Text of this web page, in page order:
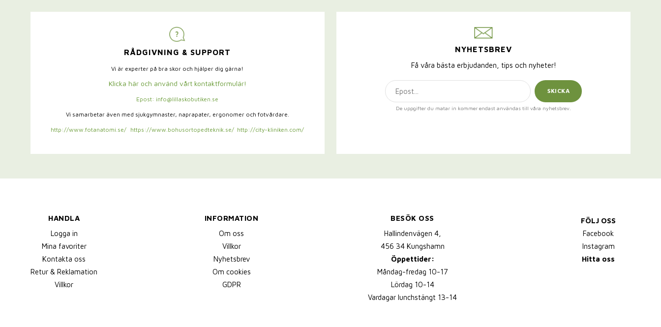
RÅDGIVNING & SUPPORT
Vi är experter på bra skor och hjälper dig gärna!
Klicka här och använd vårt kontaktformulär!
Epost: info@lillaskobutiken.se
Vi samarbetar även med sjukgymnaster, naprapater, ergonomer och fotvårdare.
http://www.fotanatomi.se/ https://www.bohusortopedteknik.se/ http://city-kliniken.com/
NYHETSBREV
Få våra bästa erbjudanden, tips och nyheter!
SKICKA
De uppgifter du matar in kommer endast användas till våra nyhetsbrev.
HANDLA
Logga in
Mina favoriter
Kontakta oss
Retur & Reklamation
Villkor
INFORMATION
Om oss
Villkor
Nyhetsbrev
Om cookies
GDPR
BESÖK OSS
Hallindenvägen 4,
456 34 Kungshamn
Öppettider:
Måndag-fredag 10-17
Lördag 10-14
Vardagar lunchstängt 13-14
FÖLJ OSS
Facebook
Instagram
Hitta oss